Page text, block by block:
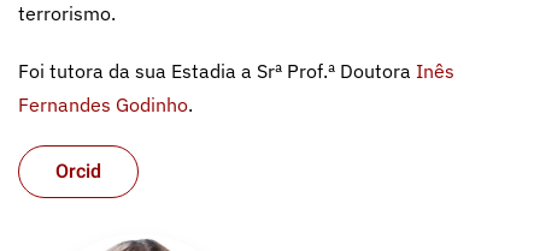
terrorismo.
Foi tutora da sua Estadia a Srª Prof.ª Doutora Inês
Fernandes Godinho.
Orcid